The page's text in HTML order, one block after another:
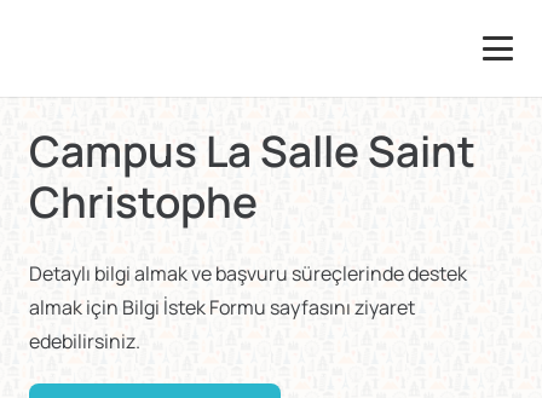
Campus La Salle Saint
Christophe
Detaylı bilgi almak ve başvuru süreçlerinde destek
almak için Bilgi İstek Formu sayfasını ziyaret
edebilirsiniz.